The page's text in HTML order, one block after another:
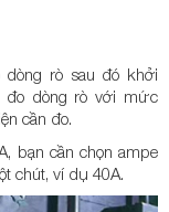
rò sau đó khởi
đo dòng rò với mức
cần đo.
bạn cần chọn ampe
chút, ví dụ 40A.